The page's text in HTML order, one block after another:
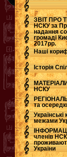
ЗВІТ ПРО
НСКУ за
надання
громаді
2017рр.
.
Наші
Історія
МАТЕРІАЛИ
НСКУ
та
межами
членів
України